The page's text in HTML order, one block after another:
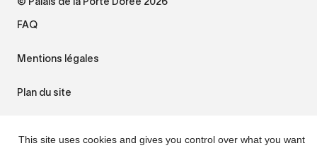
FAQ
Mentions légales
Plan du site
This site uses cookies and gives you control over what you want